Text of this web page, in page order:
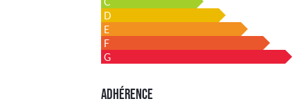
D
E
F
G
ADHÉRENCE